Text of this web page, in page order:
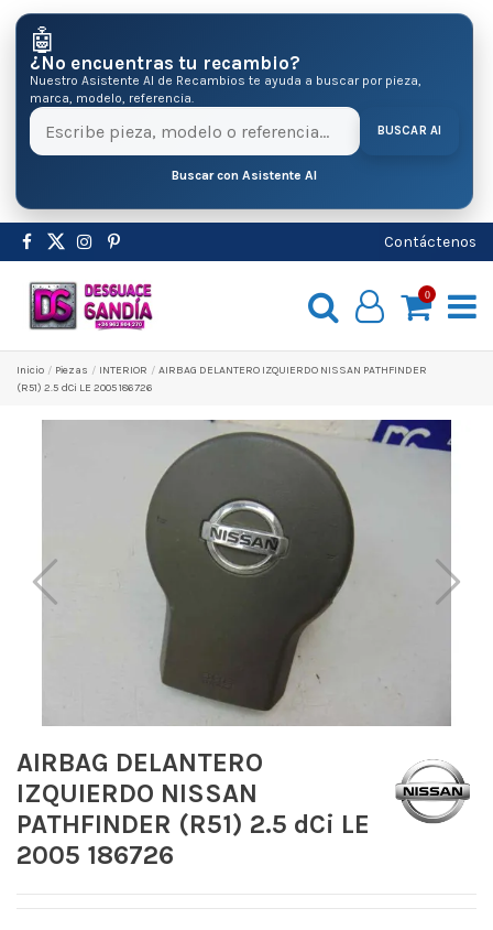
🤖
¿No encuentras tu recambio?
Nuestro Asistente AI de Recambios te ayuda a buscar por pieza,
marca, modelo, referencia.
BUSCAR AI
Buscar con Asistente AI
Contáctenos
0
Inicio Pіezas INTERIOR
AIRBAG DELANTERO IZQUIERDO NISSAN PATHFINDER
(R51) 2.5 dCi LE 2005 186726
AIRBAG DELANTERO
IZQUIERDO NISSAN
PATHFINDER (R51) 2.5 dCi LE
2005 186726